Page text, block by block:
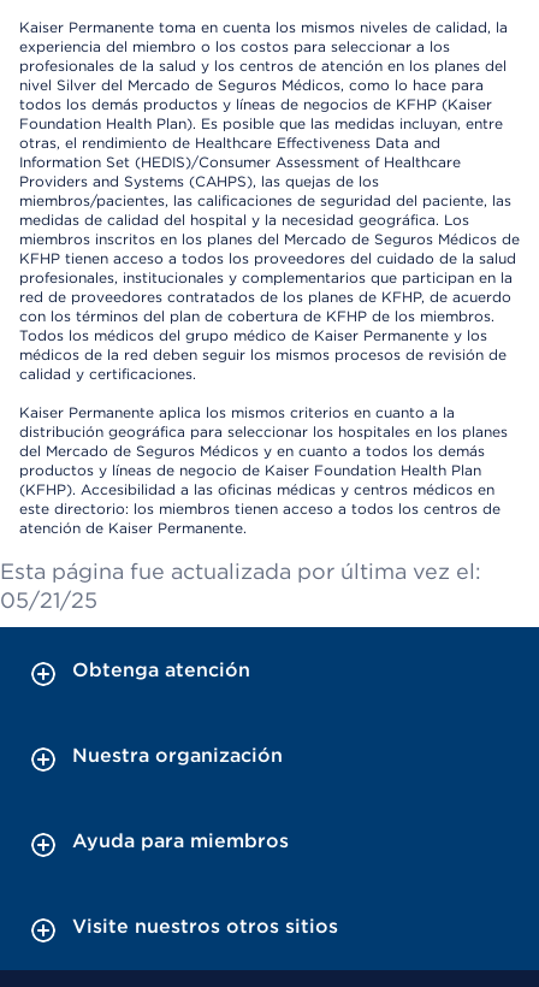
Kaiser Permanente toma en cuenta los mismos niveles de calidad, la
experiencia del miembro o los costos para seleccionar a los
profesionales de la salud y los centros de atención en los planes del
nivel Silver del Mercado de Seguros Médicos, como lo hace para
todos los demás productos y líneas de negocios de KFHP (Kaiser
Foundation Health Plan). Es posible que las medidas incluyan, entre
otras, el rendimiento de Healthcare Effectiveness Data and
Information Set (HEDIS)/Consumer Assessment of Healthcare
Providers and Systems (CAHPS), las quejas de los
miembros/pacientes, las calificaciones de seguridad del paciente, las
medidas de calidad del hospital y la necesidad geográfica. Los
miembros inscritos en los planes del Mercado de Seguros Médicos de
KFHP tienen acceso a todos los proveedores del cuidado de la salud
profesionales, institucionales y complementarios que participan en la
red de proveedores contratados de los planes de KFHP, de acuerdo
con los términos del plan de cobertura de KFHP de los miembros.
Todos los médicos del grupo médico de Kaiser Permanente y los
médicos de la red deben seguir los mismos procesos de revisión de
calidad y certificaciones.
Kaiser Permanente aplica los mismos criterios en cuanto a la
distribución geográfica para seleccionar los hospitales en los planes
del Mercado de Seguros Médicos y en cuanto a todos los demás
productos y líneas de negocio de Kaiser Foundation Health Plan
(KFHP). Accesibilidad a las oficinas médicas y centros médicos en
este directorio: los miembros tienen acceso a todos los centros de
atención de Kaiser Permanente.
Esta página fue actualizada por última vez el:
05/21/25
Obtenga atención
Nuestra organización
Ayuda para miembros
Visite nuestros otros sitios